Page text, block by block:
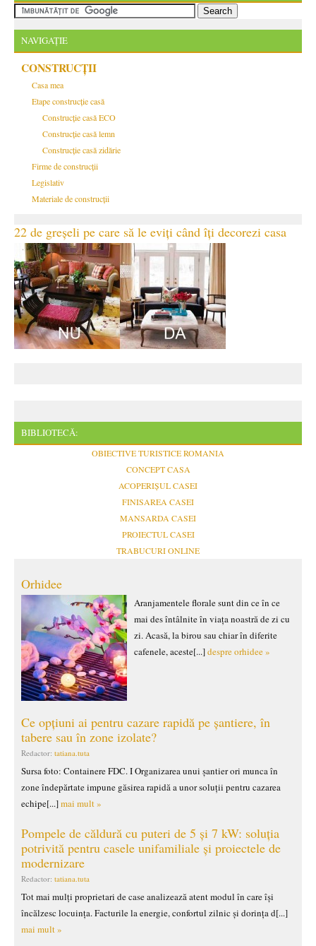
NAVIGAȚIE
CONSTRUCȚII
Casa mea
Etape construcție casă
Construcție casă ECO
Construcție casă lemn
Construcție casă zidărie
Firme de construcții
Legislativ
Materiale de construcții
22 de greșeli pe care să le eviți când îți decorezi casa
BIBLIOTECĂ:
OBIECTIVE TURISTICE ROMANIA
CONCEPT CASA
ACOPERIȘUL CASEI
FINISAREA CASEI
MANSARDA CASEI
PROIECTUL CASEI
TRABUCURI ONLINE
Orhidee
Aranjamentele florale sunt din ce în ce
mai des întâlnite în viața noastră de zi cu
zi. Acasă, la birou sau chiar în diferite
cafenele, aceste[...]despre orhidee »
Ce opțiuni ai pentru cazare rapidă pe șantiere, în
tabere sau în zone izolate?
Redactor: tatiana.tuta
Sursa foto: Containere FDC. I Organizarea unui șantier ori munca în
zone îndepărtate impune găsirea rapidă a unor soluții pentru cazarea
echipe[...]mai mult »
Pompele de căldură cu puteri de 5 și 7 kW: soluția
potrivită pentru casele unifamiliale și proiectele de
modernizare
Redactor: tatiana.tuta
Tot mai mulți proprietari de case analizează atent modul în care își
încălzesc locuința. Facturile la energie, confortul zilnic și dorința d[...]
mai mult »